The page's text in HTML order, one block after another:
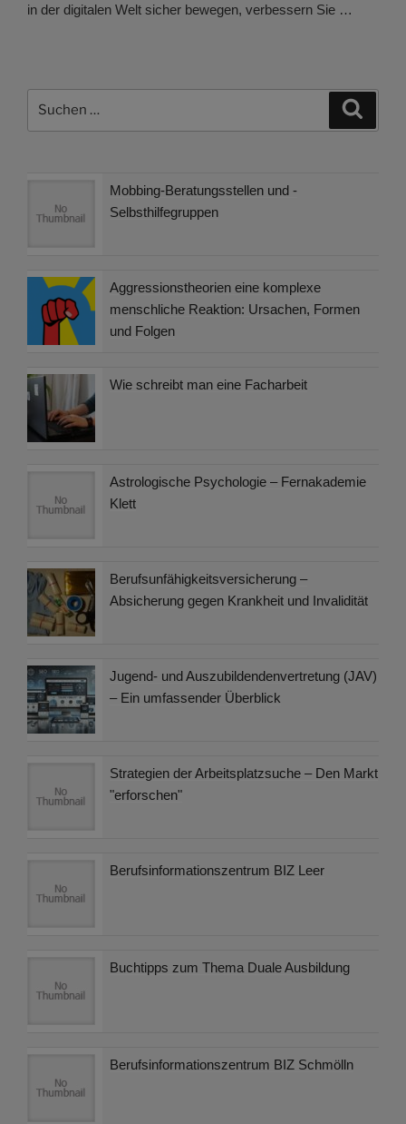
in der digitalen Welt sicher bewegen, verbessern Sie …
Mobbing-Beratungsstellen und -
Selbsthilfegruppen
Aggressionstheorien eine komplexe
menschliche Reaktion: Ursachen, Formen
und Folgen
Wie schreibt man eine Facharbeit
Astrologische Psychologie – Fernakademie
Klett
Berufsunfähigkeitsversicherung –
Absicherung gegen Krankheit und Invalidität
Jugend- und Auszubildendenvertretung (JAV)
– Ein umfassender Überblick
Strategien der Arbeitsplatzsuche – Den Markt
"erforschen"
Berufsinformationszentrum BIZ Leer
Buchtipps zum Thema Duale Ausbildung
Berufsinformationszentrum BIZ Schmölln